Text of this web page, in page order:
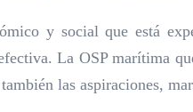
y social que está
La OSP marítima
las aspiraciones,